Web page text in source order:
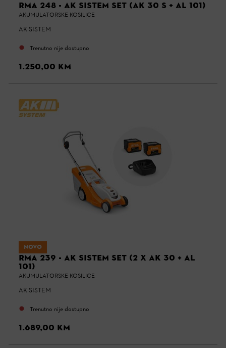
RMA 248 - AK SISTEM SET (AK 30 S + AL 101)
AKUMULATORSKE KOSILICE
AK SISTEM
Trenutno nije dostupno
1.250,00 KM
NOVO
RMA 239 - AK SISTEM SET (2 X AK 30 + AL
101)
AKUMULATORSKE KOSILICE
AK SISTEM
Trenutno nije dostupno
1.689,00 KM